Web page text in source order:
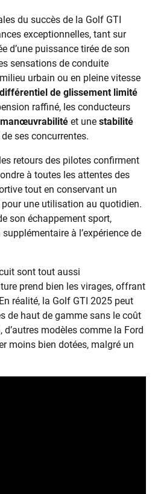
du succès de la Golf GTI
exceptionnelles, tant sur
d’une puissance tirée de son
sensations de conduite
urbain ou en pleine vitesse
différentiel de glissement limité
raffiné, les conducteurs
manœuvrabilité et une stabilité
ses concurrentes.
retours des pilotes confirment
à toutes les attentes des
tout en conservant un
une utilisation au quotidien.
son échappement sport,
à l’expérience de
sont tout aussi
prend bien les virages, offrant
réalité, la Golf GTI 2025 peut
de haut de gamme sans le coût
modèles comme la Ford
moins bien dotées, malgré un